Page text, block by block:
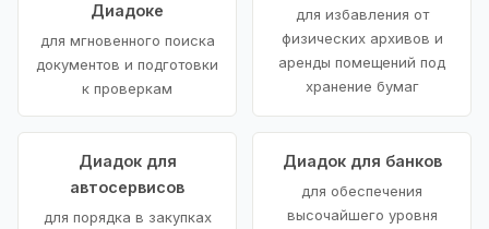
Диадоке
для мгновенного поиска
документов и подготовки
к проверкам
для избавления от
физических архивов и
аренды помещений под
хранение бумаг
Диадок для
автосервисов
для порядка в закупках
Диадок для банков
для обеспечения
высочайшего уровня